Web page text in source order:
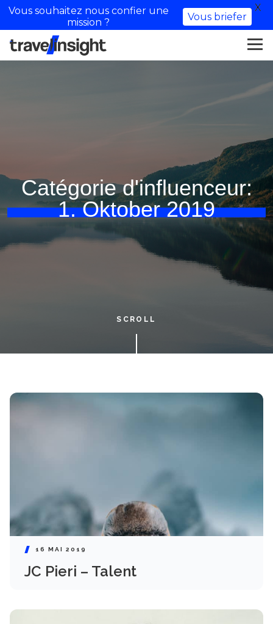
Catégorie d'influenceur:
1. Oktober 2019
SCROLL
16 MAI 2019
JC Pieri – Talent
Vous souhaitez nous confier une
mission ?
Vous briefer
X